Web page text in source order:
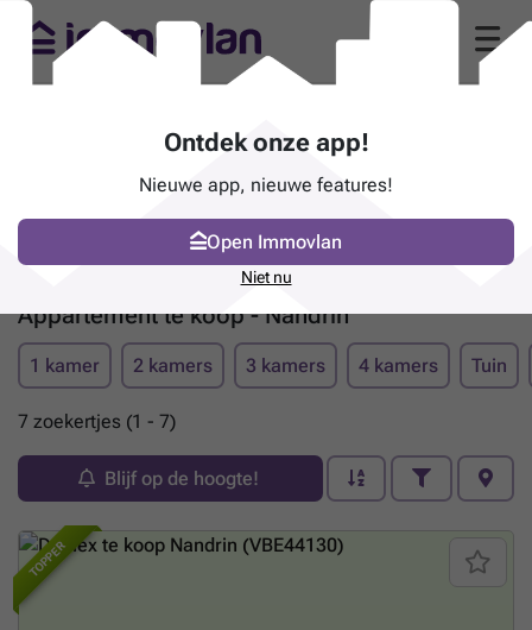
Appartement te koop - Nandrin
1 kamer 2 kamers 3 kamers 4 kamers Tuin
7 zoekertjes (1 - 7)
Blijf op de hoogte!
TOPPER
Ontdek onze app!
Nieuwe app, nieuwe features!
Open Immovlan
Niet nu